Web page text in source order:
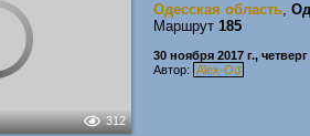
312
Одесская область,
Маршрут 185
30 ноября 2017 г., четверг
Автор: Alex-Od